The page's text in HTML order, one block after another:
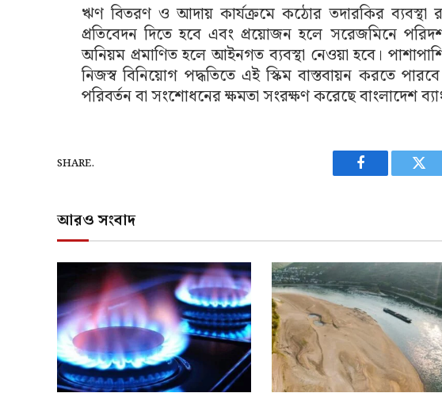
ঋণ বিতরণ ও আদায় কার্যক্রমে কঠোর তদারকির ব্যবস্থা
প্রতিবেদন দিতে হবে এবং প্রয়োজন হলে সরেজমিনে
অনিয়ম প্রমাণিত হলে আইনগত ব্যবস্থা নেওয়া হবে।
নিজস্ব বিনিয়োগ পদ্ধতিতে এই স্কিম বাস্তবায়ন করতে
পরিবর্তন বা সংশোধনের ক্ষমতা সংরক্ষণ করেছে বাংলাদেশ
SHARE.
Facebook
আরও সংবাদ